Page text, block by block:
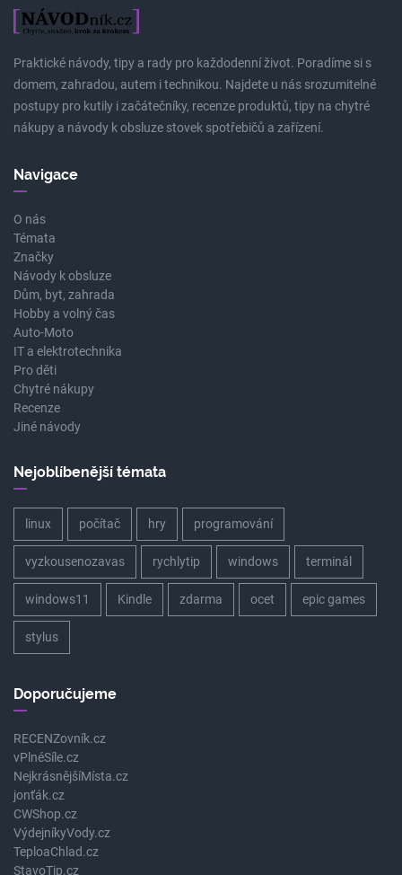
Praktické návody, tipy a rady pro každodenní život. Poradíme si s
domem, zahradou, autem i technikou. Najdete u nás srozumitelné
postupy pro kutily i začátečníky, recenze produktů, tipy na chytré
nákupy a návody k obsluze stovek spotřebičů a zařízení.
Navigace
O nás
Témata
Značky
Návody k obsluze
Dům, byt, zahrada
Hobby a volný čas
Auto-Moto
IT a elektrotechnika
Pro děti
Chytré nákupy
Recenze
Jiné návody
Nejoblíbenější témata
linux počítač hry programování
vyzkousenozavas rychlytip windows terminál
windows11 Kindle zdarma ocet epic games
stylus
Doporučujeme
RECENZovník.cz
vPlnéSíle.cz
NejkrásnějšíMísta.cz
jonťák.cz
CWShop.cz
VýdejníkyVody.cz
TeploaChlad.cz
StavoTip.cz